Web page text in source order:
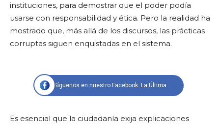
instituciones, para demostrar que el poder podía
usarse con responsabilidad y ética. Pero la realidad ha
mostrado que, más allá de los discursos, las prácticas
corruptas siguen enquistadas en el sistema.
Síguenos en nuestro Facebook: La Última
Es esencial que la ciudadanía exija explicaciones